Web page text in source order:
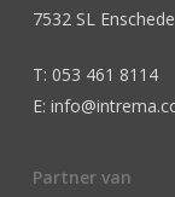
7532 SL Enschede
T: 053 461 8114
E:
Partner van